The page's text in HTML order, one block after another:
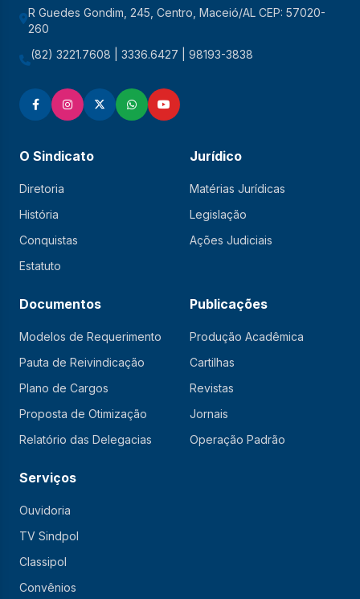
R Guedes Gondim, 245, Centro, Maceió/AL CEP: 57020-
260
(82) 3221.7608 | 3336.6427 | 98193-3838
O Sindicato
Diretoria
História
Conquistas
Estatuto
Jurídico
Matérias Jurídicas
Legislação
Ações Judiciais
Documentos
Modelos de Requerimento
Pauta de Reivindicação
Plano de Cargos
Proposta de Otimização
Relatório das Delegacias
Publicações
Produção Acadêmica
Cartilhas
Revistas
Jornais
Operação Padrão
Serviços
Ouvidoria
TV Sindpol
Classipol
Convênios